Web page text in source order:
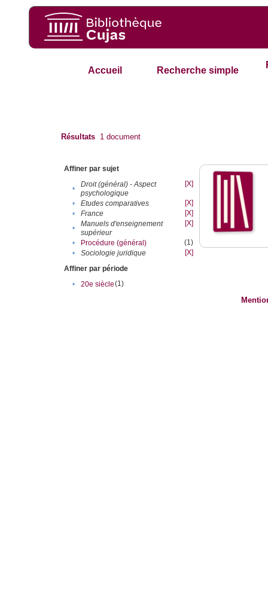
Accueil Recherche simple
Résultats 1 document
Affiner par sujet
•
Droit (général) - Aspect
psychologique
[X]
• Etudes comparatives
[X]
•
France
[X]
•
Manuels d'enseignement
supérieur
[X]
• Procédure (général)
(1)
•
Sociologie juridique
[X]
Affiner par période
•
20e siècle(1)